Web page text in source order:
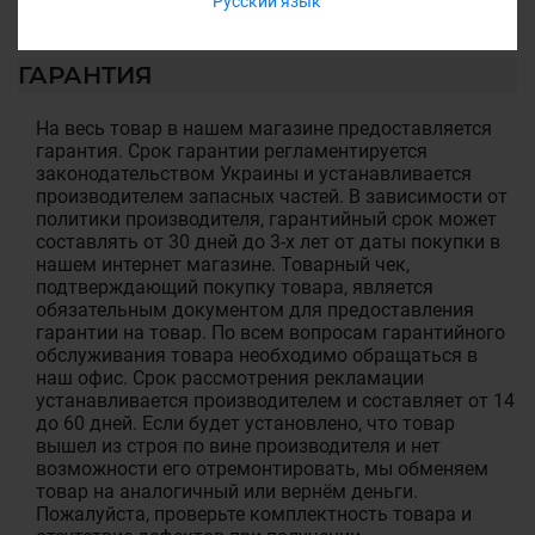
ГАРАНТИЯ
На весь товар в нашем магазине предоставляется
гарантия. Срок гарантии регламентируется
законодательством Украины и устанавливается
производителем запасных частей. В зависимости от
политики производителя, гарантийный срок может
составлять от 30 дней до 3-х лет от даты покупки в
нашем интернет магазине. Товарный чек,
подтверждающий покупку товара, является
обязательным документом для предоставления
гарантии на товар. По всем вопросам гарантийного
обслуживания товара необходимо обращаться в
наш офис. Срок рассмотрения рекламации
устанавливается производителем и составляет от 14
до 60 дней. Если будет установлено, что товар
вышел из строя по вине производителя и нет
возможности его отремонтировать, мы обменяем
товар на аналогичный или вернём деньги.
Пожалуйста, проверьте комплектность товара и